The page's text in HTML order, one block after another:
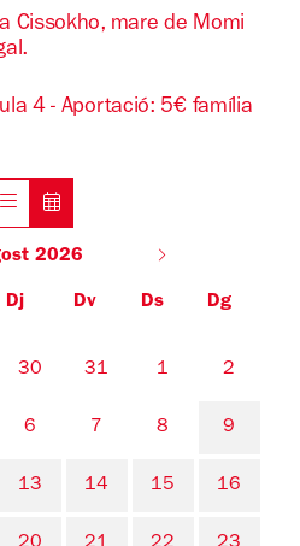
Cissokho, mare de Momi
4 - Aportació: 5€ família
2026
Dj Dv Ds Dg
mes
30 31 1 2
6 7 8 9
13 14 15 16